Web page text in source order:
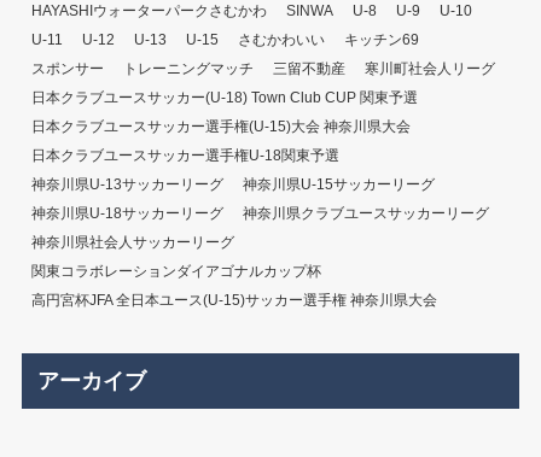
HAYASHIウォーターパークさむかわ SINWA U-8 U-9
U-10
U-11
U-12 U-13 U-15 さむかわいい
キッチン69
スポンサー
トレーニングマッチ 三留不動産
寒川町社会人リーグ
日本クラブユースサッカー(U-18) Town Club CUP 関東予選
日本クラブユースサッカー選手権(U-15)大会 神奈川県大会
日本クラブユースサッカー選手権U-18関東予選
神奈川県U-13サッカーリーグ
神奈川県U-15サッカーリーグ
神奈川県U-18サッカーリーグ
神奈川県クラブユースサッカーリーグ
神奈川県社会人サッカーリーグ
関東コラボレーションダイアゴナルカップ杯
高円宮杯JFA 全日本ユース(U-15)サッカー選手権 神奈川県大会
アーカイブ